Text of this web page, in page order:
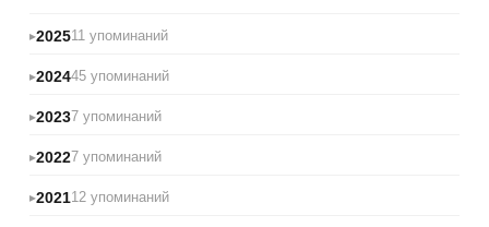
202511 упоминаний
202445 упоминаний
20237 упоминаний
20227 упоминаний
202112 упоминаний